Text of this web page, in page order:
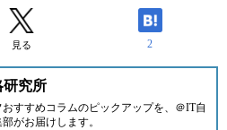
見る 2
研究所
すすめコラムのピックアップを、 ＠IT自
部がお届けします。